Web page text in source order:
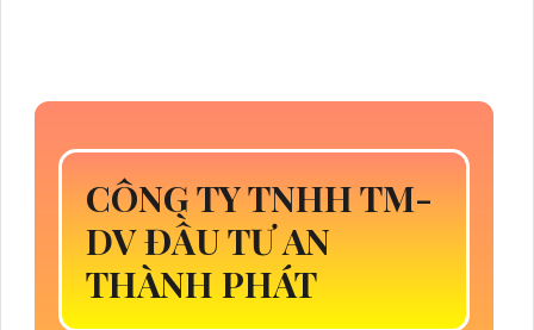
CÔNG TY TNHH TM-
DV ĐẦU TƯ AN
THÀNH PHÁT